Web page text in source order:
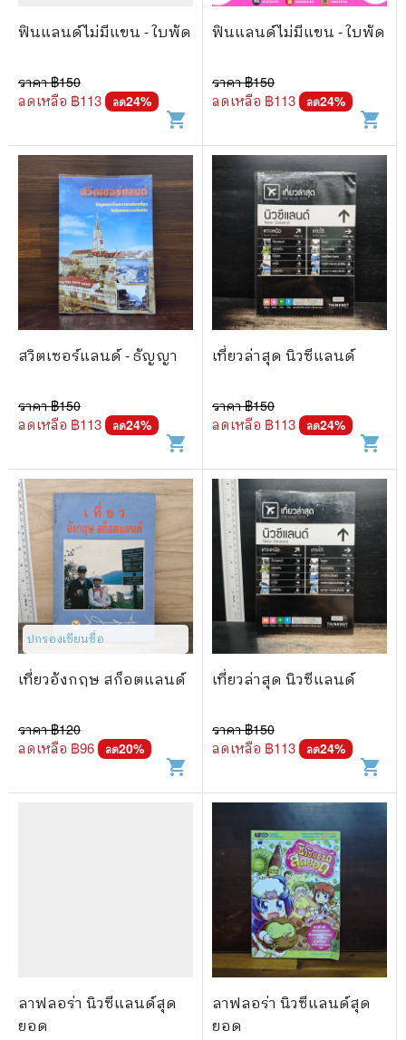
ฟินแลนด์ไม่มีแขน - ใบพัด
ราคา ฿150
ลดเหลือ ฿113 ลด24%
shopping_cart
ฟินแลนด์ไม่มีแขน - ใบพัด
ราคา ฿150
ลดเหลือ ฿113 ลด24%
shopping_cart
สวิตเซอร์แลนด์ - ธัญญา
ราคา ฿150
ลดเหลือ ฿113 ลด24%
shopping_cart
เที่ยวล่าสุด นิวซีแลนด์
ราคา ฿150
ลดเหลือ ฿113 ลด24%
shopping_cart
ปกรองเขียนชื่อ
เที่ยวอังกฤษ สก็อตแลนด์
ราคา ฿120
ลดเหลือ ฿96 ลด20%
shopping_cart
เที่ยวล่าสุด นิวซีแลนด์
ราคา ฿150
ลดเหลือ ฿113 ลด24%
shopping_cart
ลาฟลอร่า นิวซีแลนด์สุด
ยอด
ลาฟลอร่า นิวซีแลนด์สุด
ยอด